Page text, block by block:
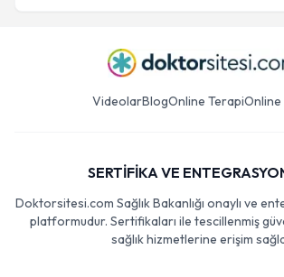
VideolarBlogOnline Terapi
SERTİFİKA VE
Doktorsitesi.com Sağlık Bakanlığı onaylı ve
platformudur. Sertifikaları ile tescillenmiş
sağlık hizmetlerine erişim